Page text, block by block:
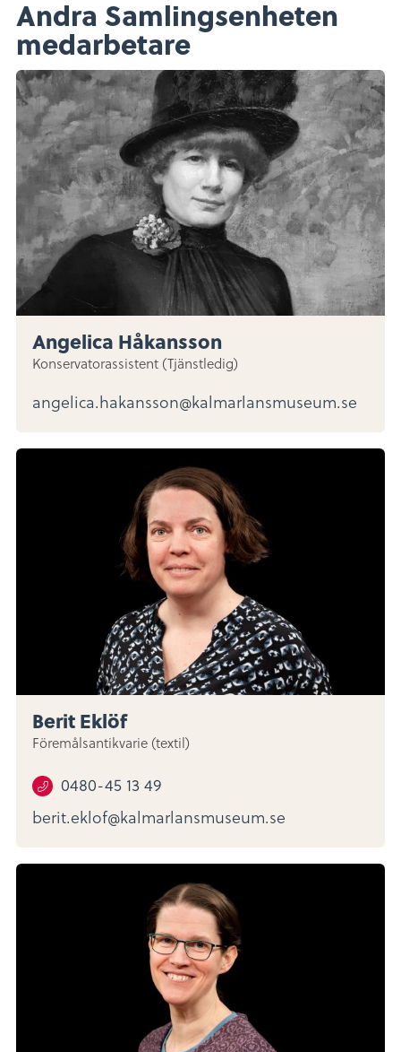
Andra Samlingsenheten
medarbetare
Angelica Håkansson
Konservatorassistent (Tjänstledig)
angelica.hakansson@kalmarlansmuseum.se
Berit Eklöf
Föremålsantikvarie (textil)
0480-45 13 49
berit.eklof@kalmarlansmuseum.se